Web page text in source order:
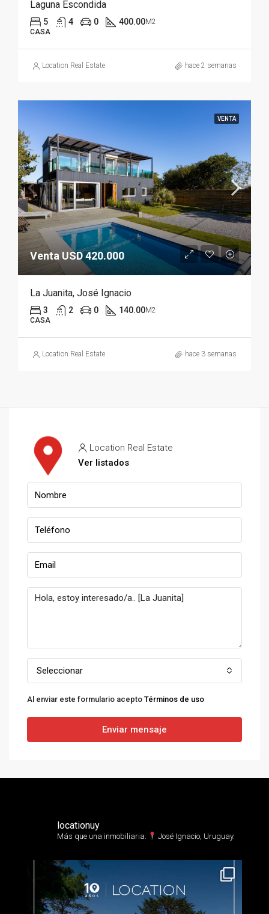
Laguna Escondida
5 4 0 400.00M2
CASA
Location Real Estate hace 2 semanas
VENTA
Venta USD 420.000
La Juanita, José Ignacio
3 2 0 140.00M2
CASA
Location Real Estate hace 3 semanas
Location Real Estate
Ver listados
Seleccionar
Al enviar este formulario acepto Términos de uso
Enviar mensaje
locationuy
Más que una inmobiliaria.⁣ José Ignacio, Uruguay.